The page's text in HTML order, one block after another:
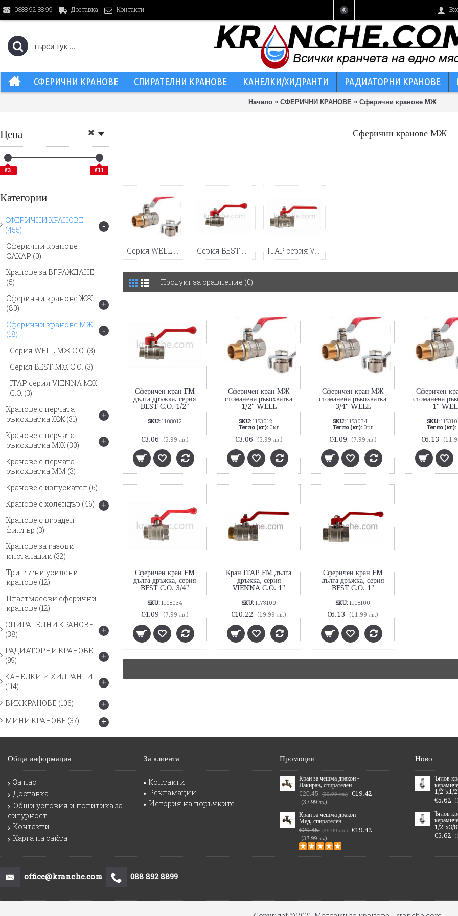
0888 92 88 99 Доставка Контакти €
СФЕРИЧНИ КРАНОВЕ СПИРАТЕЛНИ КРАНОВЕ КАНЕЛКИ/ХИДРАНТИ РАДИАТОРНИ КРАНОВЕ
Начало » СФЕРИЧНИ КРАНОВЕ » Сферични кранове МЖ
Цена
€3 €11
Категории
СФЕРИЧНИ КРАНОВЕ
(455)
-
Сферични кранове
САКАР (0)
Кранове за ВГРАЖДАНЕ
(5)
Сферични кранове ЖЖ
(80)
+
Сферични кранове МЖ
(18)
-
Серия WELL МЖ С.О. (3)
Серия BEST МЖ С.О. (3)
ITAP серия VIENNA МЖ
C.O. (3)
Кранове с перчата
ръкохватка ЖЖ (31) +
Кранове с перчата
ръкохватка МЖ (30) +
Кранове с перчата
ръкохватка ММ (3)
Кранове с изпускател (6)
Кранове с холендър (46) +
Кранове с вграден
филтър (3)
Кранове за газови
инсталации (32)
Трипътни усилени
кранове (12)
Пластмасови сферични
кранове (12)
СПИРАТЕЛНИ КРАНОВЕ
(38)
+
РАДИАТОРНИ КРАНОВЕ
(99)
+
КАНЕЛКИ И ХИДРАНТИ
(114)
+
ВИК КРАНОВЕ (106) +
МИНИ КРАНОВЕ (37) +
Сферични кранове МЖ
Серия WELL МЖ С.О. (3) Серия BEST МЖ С.О. (3) ITAP серия VIENNA МЖ C.O. (3)
Продукт за сравнение (0)
Сферичен кран FM
дълга дръжка, серия
BEST С.О. 1/2"
SKU:1108012
€3.06 (5.99 лв.)
Сферичен кран МЖ
стоманена ръкохватка
1/2" WELL
SKU:1153012
Тегло (кг):0кг
€3.06 (5.99 лв.)
Сферичен кран МЖ
стоманена ръкохватка
3/4" WELL
SKU:1153034
Тегло (кг):0кг
€4.09 (7.99 лв.)
Сферичен
стоманена
1"
SKU:
Тегло (кг):
€6.13
Сферичен кран FM
дълга дръжка, серия
BEST С.О. 3/4"
SKU:1108034
€4.09 (7.99 лв.)
Кран ITAP FM дълга
дръжка, серия
VIENNA С.О. 1"
SKU:1173100
€10.22 (19.99 лв.)
Сферичен кран FM
дълга дръжка, серия
BEST С.О. 1"
SKU:1108100
€6.13 (11.99 лв.)
Обща информация
За нас
Доставка
Общи условия и политика за
сигурност
Контакти
Карта на сайта
За клиента
Контакти
Рекламации
История на поръчките
Промоции
Кран за чешма дракон -
Лакиран, спирателен
€20.45 (39.99 лв.) €19.42
(37.99 лв.)
Кран за чешма дракон -
Мед, спирателен
€20.45 (39.99 лв.) €19.42
(37.99 лв.)
Ново
Ъглов
1/2"х1/
€5.62
Ъглов
1/2"х3/
€5.62
office@kranche.com 088 892 8899